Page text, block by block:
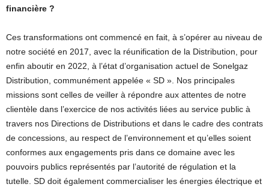
financière ?
Ces transformations ont commencé en fait, à s’opérer au niveau de
notre société en 2017, avec la réunification de la Distribution, pour
enfin aboutir en 2022, à l’état d’organisation actuel de Sonelgaz
Distribution, communément appelée « SD ». Nos principales
missions sont celles de veiller à répondre aux attentes de notre
clientèle dans l’exercice de nos activités liées au service public à
travers nos Directions de Distributions et dans le cadre des contrats
de concessions, au respect de l’environnement et qu’elles soient
conformes aux engagements pris dans ce domaine avec les
pouvoirs publics représentés par l’autorité de régulation et la
tutelle. SD doit également commercialiser les énergies électrique et